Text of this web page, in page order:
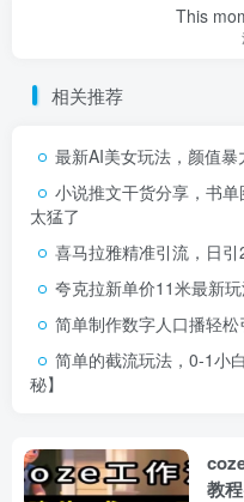
This
相关推荐
最新AI美女玩法，颜值
小说推文干货分享，书
太猛了
喜马拉雅精准引流，日
夸克拉新单价11米最新
简单制作数字人口播轻松
简单的截流玩法，0-1小
秘】
教